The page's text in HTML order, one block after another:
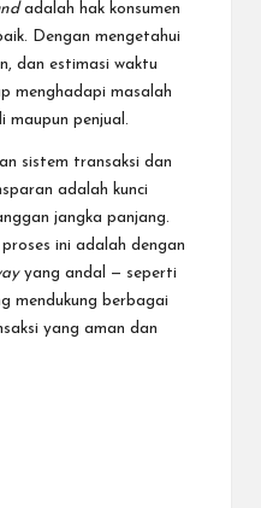
adalah hak konsumen
Dengan mengetahui
dan estimasi waktu
menghadapi masalah
maupun penjual.
sistem transaksi dan
adalah kunci
jangka panjang.
ini adalah dengan
yang andal — seperti
mendukung berbagai
yang aman dan